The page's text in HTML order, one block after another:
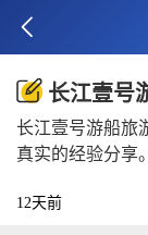

长江壹号
长江壹号游船旅
真实的经验分享。
12天前